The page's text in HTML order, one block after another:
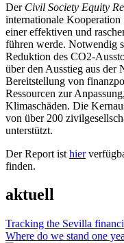
Der Civil Society Equity
internationale Kooperation
einer effektiven und
führen werde. Notwendig
Reduktion des CO2-
über den Ausstieg aus der
Bereitstellung von
Ressourcen zur
Klimaschäden. Die
von über 200
unterstützt.
Der Report ist hier
finden.
aktuell
Tracking the Sevilla
Where do we stand one